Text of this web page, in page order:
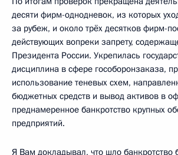
десяти фирм-однодневок, из которых
за рубеж, и около трёх десятков фирм-
действующих вопреки запрету,
Президента России. Укрепилась
дисциплина в сфере гособоронзаказа,
использование теневых схем,
бюджетных средств и вывод активов в
преднамеренное банкротство крупных
предприятий.
Я Вам докладывал, что шло банкротство